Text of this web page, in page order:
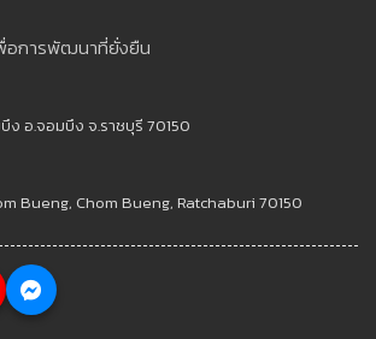
อการพัฒนาที่ยั่งยืน
ง อ.จอมบึง จ.ราชบุรี 70150
Bueng, Chom Bueng, Ratchaburi 70150